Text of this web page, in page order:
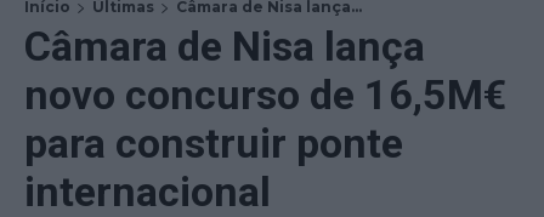
Início Últimas Câmara de Nisa lança...
Câmara de Nisa lança
novo concurso de 16,5M€
para construir ponte
internacional